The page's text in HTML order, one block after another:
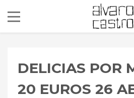
DELICIAS POR
20 EUROS 26